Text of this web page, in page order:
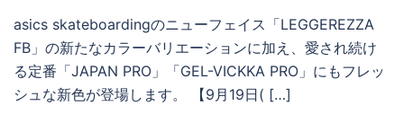
asics skateboardingのニューフェイス「LEGGEREZZA
FB」の新たなカラーバリエーションに加え、愛され続け
る定番「JAPAN PRO」「GEL-VICKKA PRO」にもフレッ
シュな新色が登場します。 【9月19日( […]